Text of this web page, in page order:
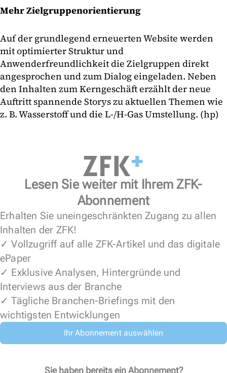
Mehr Zielgruppenorientierung
Auf der grundlegend erneuerten Website werden
mit optimierter Struktur und
Anwenderfreundlichkeit die Zielgruppen direkt
angesprochen und zum Dialog eingeladen. Neben
den Inhalten zum Kerngeschäft erzählt der neue
Auftritt spannende Storys zu aktuellen Themen wie
z. B. Wasserstoff und die L-/H-Gas Umstellung. (hp)
Lesen Sie weiter mit Ihrem ZFK-
Abonnement
Erhalten Sie uneingeschränkten Zugang zu allen
Inhalten der ZFK!
✓ Vollzugriff auf alle ZFK-Artikel und das digitale
ePaper
✓ Exklusive Analysen, Hintergründe und
Interviews aus der Branche
✓ Tägliche Branchen-Briefings mit den
wichtigsten Entwicklungen
Ihr Abonnement auswählen
Sie haben bereits ein Abonnement?